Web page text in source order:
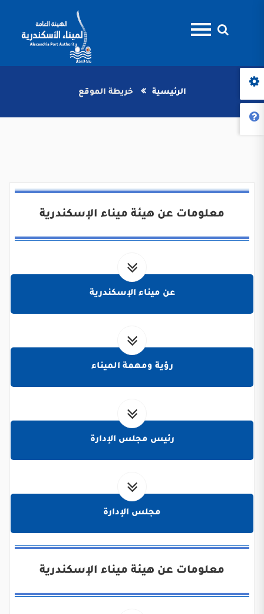
الرئيسية خريطة الموقع
معلومات عن هيئة ميناء الإسكندرية
عن ميناء الإسكندرية
رؤية ومهمة الميناء
رئيس مجلس الإدارة
مجلس الإدارة
معلومات عن هيئة ميناء الإسكندرية